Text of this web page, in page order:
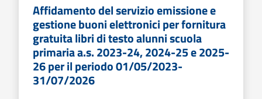
Affidamento del servizio emissione e
gestione buoni elettronici per fornitura
gratuita libri di testo alunni scuola
primaria a.s. 2023-24, 2024-25 e 2025-
26 per il periodo 01/05/2023-
31/07/2026